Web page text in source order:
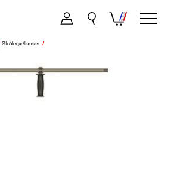
Strålerør/lanser /